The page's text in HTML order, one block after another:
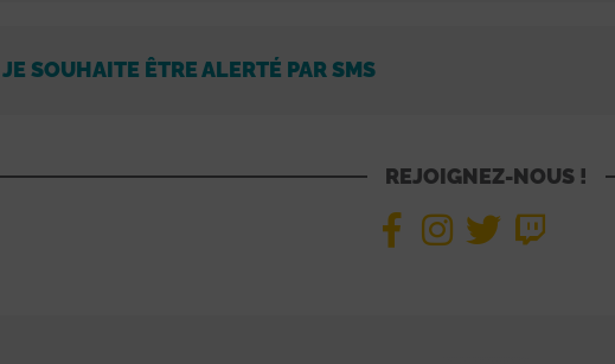
JE SOUHAITE ÊTRE ALERTÉ PAR SMS
REJOIGNEZ-NOUS !